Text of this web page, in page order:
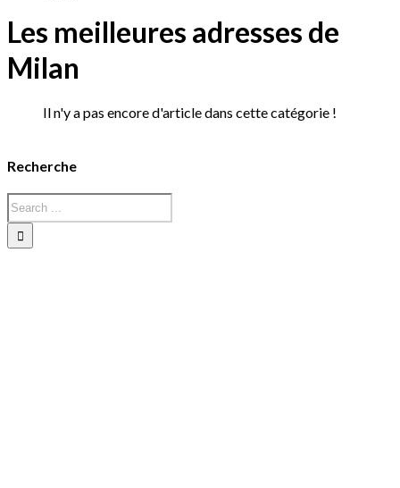
Les meilleures adresses de
Milan
Il n'y a pas encore d'article dans cette catégorie !
Recherche